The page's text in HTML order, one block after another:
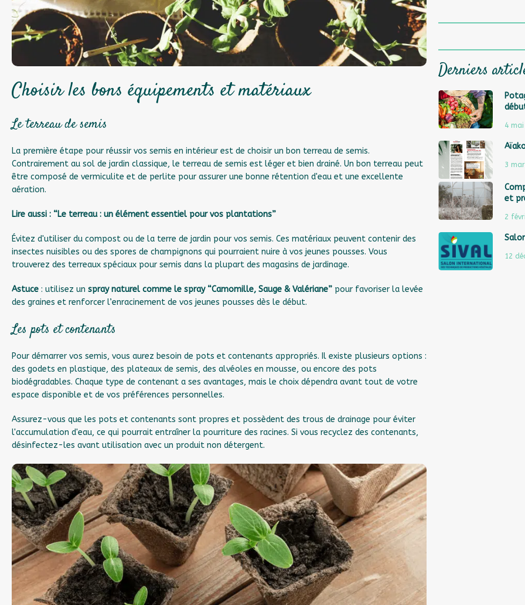
Choisir les bons équipements et matériaux
Le terreau de semis
La première étape pour réussir vos semis en intérieur est de choisir un bon terreau de semis.
Contrairement au sol de jardin classique, le terreau de semis est léger et bien drainé. Un bon terreau peut
être composé de vermiculite et de perlite pour assurer une bonne rétention d'eau et une excellente
aération.
Lire aussi : “Le terreau : un élément essentiel pour vos plantations”
Évitez d'utiliser du compost ou de la terre de jardin pour vos semis. Ces matériaux peuvent contenir des
insectes nuisibles ou des spores de champignons qui pourraient nuire à vos jeunes pousses. Vous
trouverez des terreaux spéciaux pour semis dans la plupart des magasins de jardinage.
Astuce : utilisez un spray naturel comme le spray “Camomille, Sauge & Valériane” pour favoriser la levée
des graines et renforcer l’enracinement de vos jeunes pousses dès le début.
Les pots et contenants
Pour démarrer vos semis, vous aurez besoin de pots et contenants appropriés. Il existe plusieurs options :
des godets en plastique, des plateaux de semis, des alvéoles en mousse, ou encore des pots
biodégradables. Chaque type de contenant a ses avantages, mais le choix dépendra avant tout de votre
espace disponible et de vos préférences personnelles.
Assurez-vous que les pots et contenants sont propres et possèdent des trous de drainage pour éviter
l'accumulation d'eau, ce qui pourrait entraîner la pourriture des racines. Si vous recyclez des contenants,
désinfectez-les avant utilisation avec un produit non détergent.
Derniers
4 mai
3
et
2
12